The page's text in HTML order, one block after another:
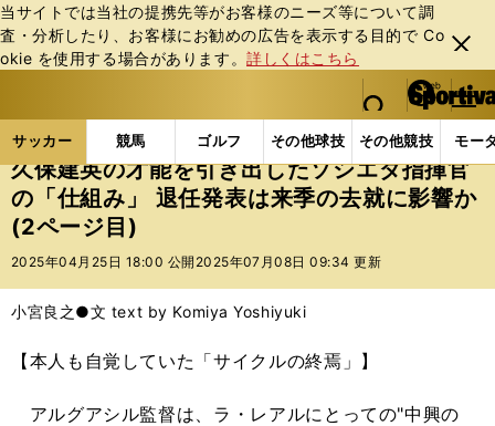
当サイトでは当社の提携先等がお客様のニーズ等について調
査・分析したり、お客様にお勧めの広告を表⽰する⽬的で Co
okie を使⽤する場合があります。詳しくはこちら
閉じ
る
web Sportiva (webスポルティーバ)
検索
マイペ
ー
ジ
メニュ
サッカー 競馬 ゴルフ その他球技 その他競技 モー
ス
ポ
ル
テ
ー
バ
サッカーの記事一覧 海外サッカー 海外サッカー
久保建英の才能を引き出したソシエダ指揮官
の「仕組み」 退任発表は来季の去就に影響か
(2ページ目)
2025年04月25日 18:00 公開 2025年07月08日 09:34 更新
小宮良之●文 text by Komiya Yoshiyuki
【本人も自覚していた「サイクルの終焉」】
アルグアシル監督は、ラ・レアルにとっての"中興の